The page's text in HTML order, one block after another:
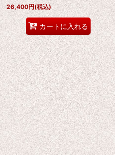
26,400円(税込)
カートに入れる